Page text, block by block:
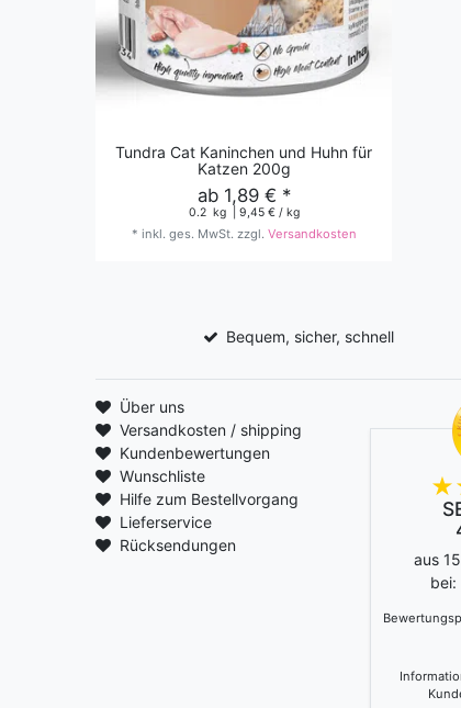
Tundra Cat Kaninchen und Huhn für
Katzen 200g
ab 1,89 € *
0.2 kg | 9,45 € / kg
* inkl. ges. MwSt. zzgl. Versandkosten
Bequem, sicher, schnell
Über uns
Versandkosten / shipping
Kundenbewertungen
Wunschliste
Hilfe zum Bestellvorgang
Lieferservice
Rücksendungen
aus
bei: